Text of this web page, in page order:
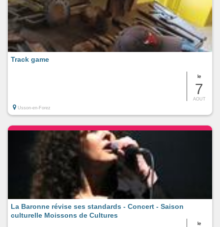
le
7
AOUT
Track game
Usson-en-Forez
le
La Baronne révise ses standards - Concert - Saison
culturelle Moissons de Cultures